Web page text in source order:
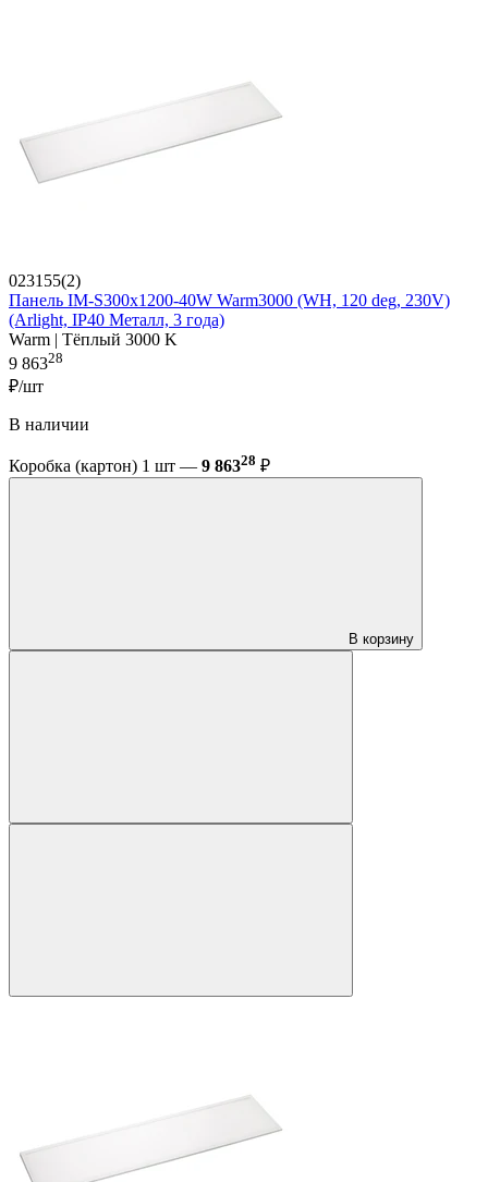
023155(2)
Панель IM-S300x1200-40W Warm3000 (WH, 120 deg, 230V)
(Arlight, IP40 Металл, 3 года)
Warm | Тёплый 3000 K
9 86328
₽/шт
В наличии
Коробка (картон) 1 шт — 9 86328 ₽
В корзину